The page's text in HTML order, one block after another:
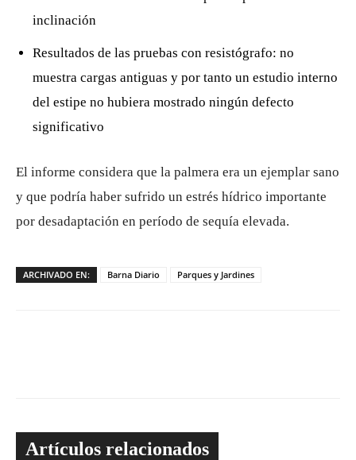
inclinación
Resultados de las pruebas con resistógrafo: no
muestra cargas antiguas y por tanto un estudio interno
del estipe no hubiera mostrado ningún defecto
significativo
El informe considera que la palmera era un ejemplar sano
y que podría haber sufrido un estrés hídrico importante
por desadaptación en período de sequía elevada.
ARCHIVADO EN: Barna Diario Parques y Jardines
Artículos relacionados